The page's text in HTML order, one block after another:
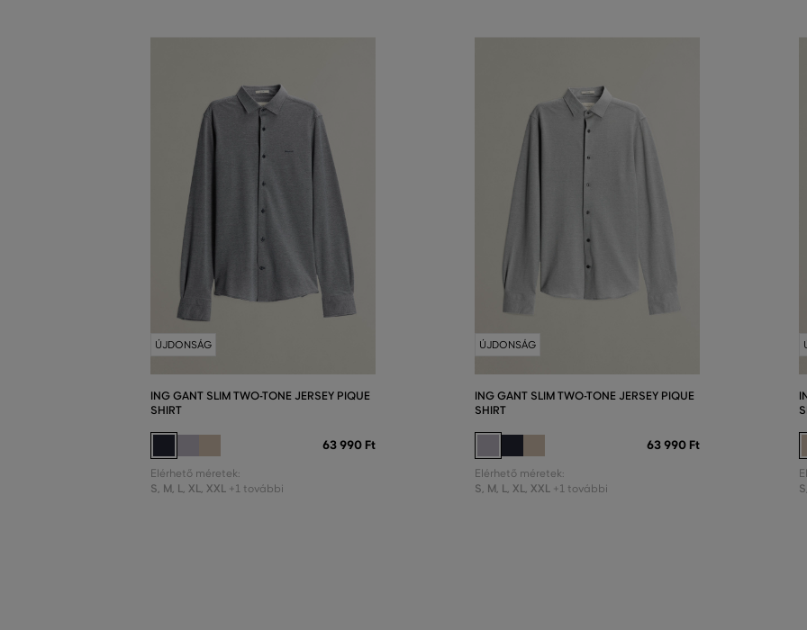
ÚJDONSÁG
ING GANT SLIM TWO-TONE JERSEY PIQUE
SHIRT
63 990 Ft
Elérhető méretek:
S, M, L, XL, XXL +1 további
ÚJDONSÁG
ING GANT SLIM TWO-TONE JERSEY PIQUE
SHIRT
63 990 Ft
Elérhető méretek:
S, M, L, XL, XXL +1 további S